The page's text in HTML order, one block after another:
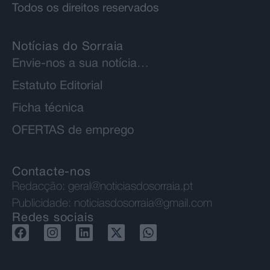
Todos os direitos reservados
Notícias do Sorraia
Envie-nos a sua notícia…
Estatuto Editorial
Ficha técnica
OFERTAS de emprego
Contacte-nos
Redacção: geral@noticiasdosorraia.pt
Publicidade: noticiasdosorraia@gmail.com
Redes sociais